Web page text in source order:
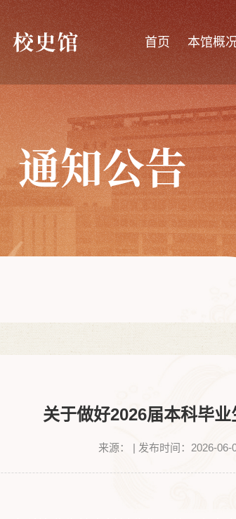
首页 本馆概
通知公告
关于做好2026届本科毕
来源： | 发布时间：2026-06-